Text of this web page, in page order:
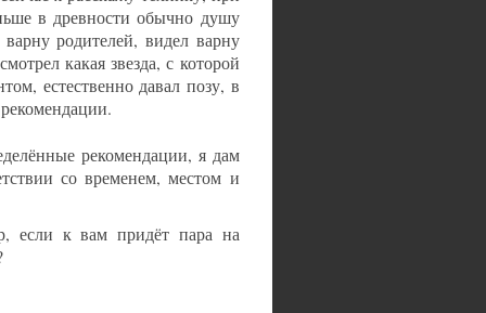
в древности обычно душу
родителей, видел варну
какая звезда, с которой
естественно давал позу, в
рекомендации, я дам
со временем, местом и
если к вам придёт пара на